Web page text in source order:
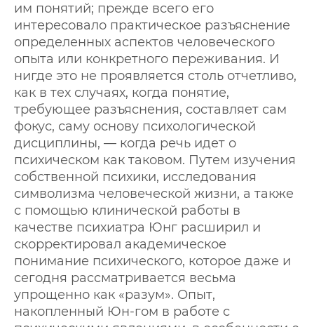
им понятий; прежде всего его
интересовало практическое разъяснение
определенных аспектов человеческого
опыта или конкретного переживания. И
нигде это не проявляется столь отчетливо,
как в тех случаях, когда понятие,
требующее разъяснения, составляет сам
фокус, саму основу психологической
дисциплины, — когда речь идет о
психическом как таковом. Путем изучения
собственной психики, исследования
символизма человеческой жизни, а также
с помощью клинической работы в
качестве психиатра Юнг расширил и
скорректировал академическое
понимание психического, которое даже и
сегодня рассматривается весьма
упрощенно как «разум». Опыт,
накопленный Юн-гом в работе с